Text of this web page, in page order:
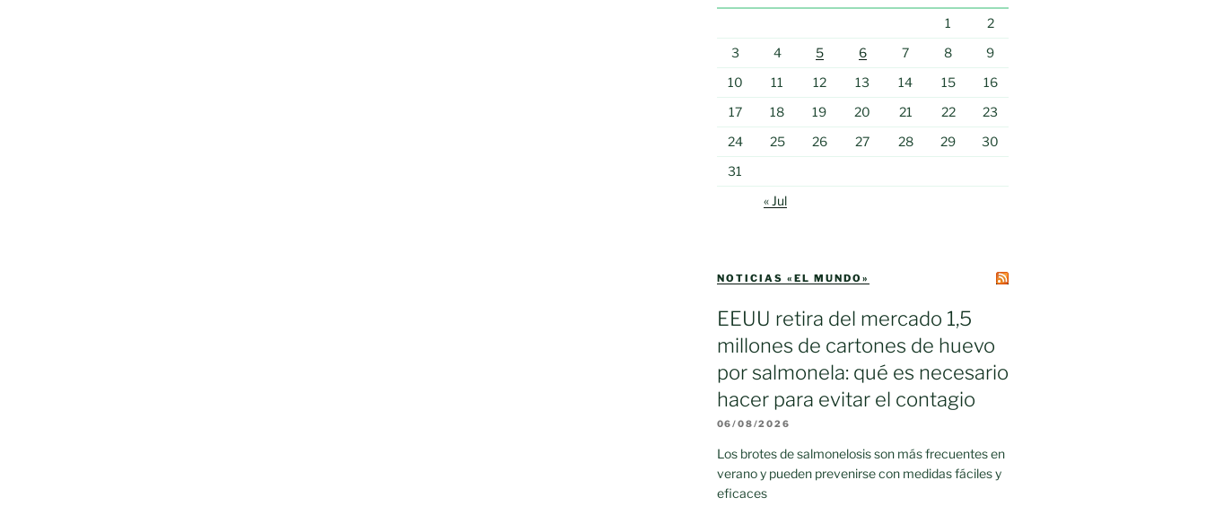
1
2
3
4 5 6 7 8
9
10
11 12 13 14 15
16
17
18 19 20 21 22
23
24
25 26 27 28 29
30
31
« Jul
NOTICIAS «EL MUNDO»
EEUU retira del mercado 1,5
millones de cartones de huevo
por salmonela: qué es necesario
hacer para evitar el contagio
06/08/2026
Los brotes de salmonelosis son más frecuentes en
verano y pueden prevenirse con medidas fáciles y
eficaces